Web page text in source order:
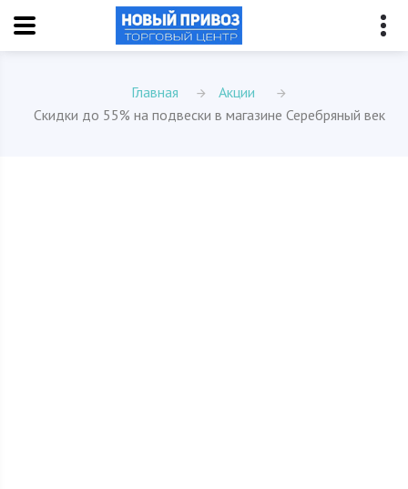
Главная
Акции
Скидки до 55% на подвески в магазине Серебряный век